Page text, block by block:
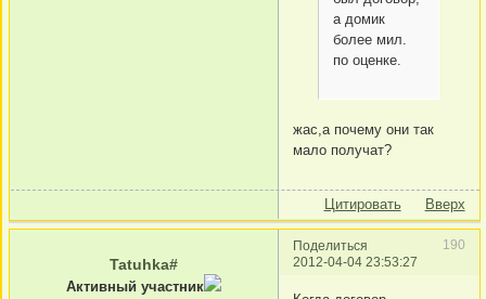
а домик
более мил.
по оценке.
жас,а почему они так
мало получат?
Цитировать Вверх
Поделиться
190
2012-04-04 23:53:27
Tatuhka#
Активный участник